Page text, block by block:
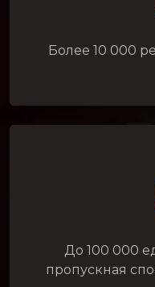
Более 10 000
До 100 000
пропускная